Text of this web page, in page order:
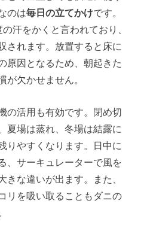
のは毎日の立てかけです。
汗をかくと言われており、
されます。放置すると床に
原因となるため、朝起きた
が欠かせません。
の活用も有効です。閉め切
夏場は蒸れ、冬場は結露に
りやすくなります。日中に
、サーキュレーターで風を
きな違いが出ます。また、
リを吸い取ることもダニの